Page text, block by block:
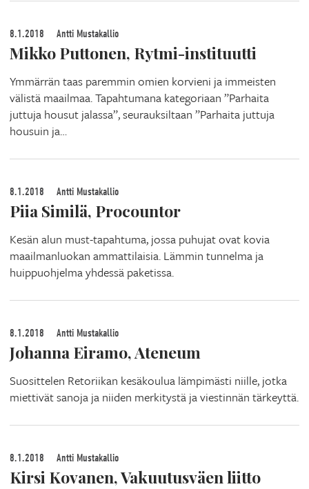
8.1.2018 Antti Mustakallio
Mikko Puttonen, Rytmi-instituutti
Ymmärrän taas paremmin omien korvieni ja immeisten
välistä maailmaa. Tapahtumana kategoriaan ”Parhaita
juttuja housut jalassa”, seurauksiltaan ”Parhaita juttuja
housuin ja…
8.1.2018 Antti Mustakallio
Piia Similä, Procountor
Kesän alun must-tapahtuma, jossa puhujat ovat kovia
maailmanluokan ammattilaisia. Lämmin tunnelma ja
huippuohjelma yhdessä paketissa.
8.1.2018 Antti Mustakallio
Johanna Eiramo, Ateneum
Suosittelen Retoriikan kesäkoulua lämpimästi niille, jotka
miettivät sanoja ja niiden merkitystä ja viestinnän tärkeyttä.
8.1.2018 Antti Mustakallio
Kirsi Kovanen, Vakuutusväen liitto